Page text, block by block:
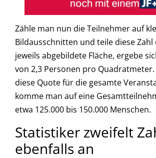
Zähle man nun die Teilnehmer auf
Bildausschnitten und teile diese
jeweils abgebildete Fläche, ergebe
von 2,3 Personen pro
diese Quote für die gesamte
komme man auf eine
etwa 125.000 bis 150.000 Menschen.
Statistiker zweifelt
ebenfalls an